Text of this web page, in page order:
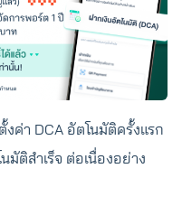
ค่า DCA อัตโนมัติครั้งแรก
มัติสำเร็จ ต่อเนื่องอย่าง